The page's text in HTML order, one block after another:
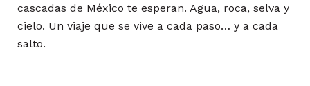
cascadas de México te esperan. Agua, roca, selva y
cielo. Un viaje que se vive a cada paso… y a cada
salto.